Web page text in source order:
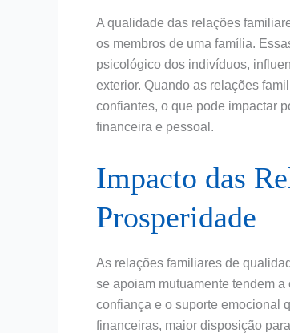
A qualidade das relações
os membros de uma família.
psicológico dos indivíduos,
exterior. Quando as relações
confiantes, o que pode impactar
financeira e pessoal.
Impacto das
Prosperidade
As relações familiares de
se apoiam mutuamente tendem
confiança e o suporte emocional
financeiras, maior disposição